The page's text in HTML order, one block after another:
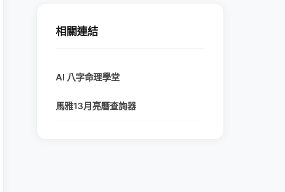
相關連結
AI 八字命理學堂
馬雅13月亮曆查詢器